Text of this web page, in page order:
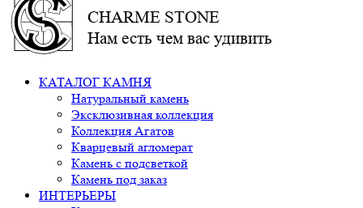
CHARME STONE
Нам есть чем вас удивить
КАТАЛОГ КАМНЯ
Натуральный камень
Эксклюзивная коллекция
Коллекция Агатов
Кварцевый агломерат
Камень с подсветкой
Камень под заказ
ИНТЕРЬЕРЫ